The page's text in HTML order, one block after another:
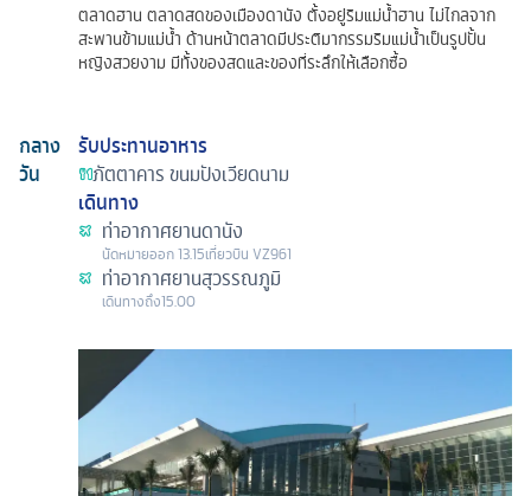
ตลาดฮาน ตลาดสดของเมืองดานัง ตั้งอยู่ริมแม่น้ำฮาน ไม่ไกลจาก
สะพานข้ามแม่น้ำ ด้านหน้าตลาดมีประติมากรรมริมแม่น้ำเป็นรูปปั้น
หญิงสวยงาม มีทั้งของสดและของที่ระลึกให้เลือกซื้อ
กลาง
วัน
รับประทานอาหาร
ภัตตาคารขนมปังเวียดนาม
เดินทาง
ท่าอากาศยานดานัง
นัดหมายออก13.15เที่ยวบิน VZ961
ท่าอากาศยานสุวรรณภูมิ
เดินทางถึง15.00